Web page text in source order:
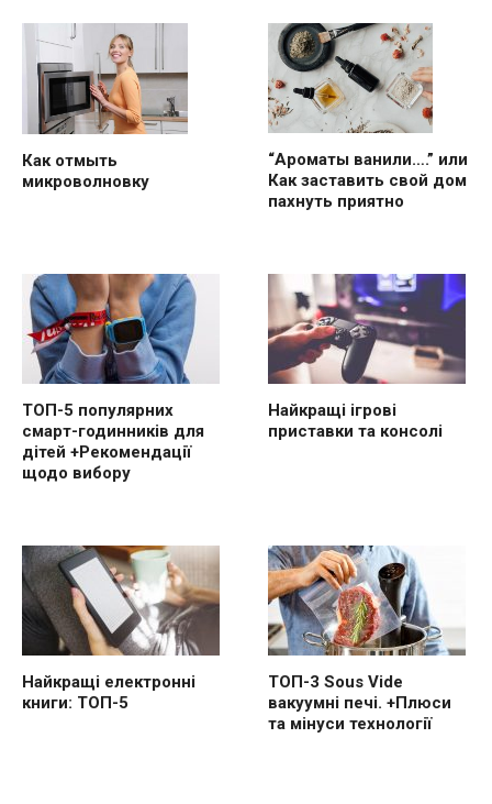
Как отмыть
микроволновку
“Ароматы ванили….” или
Как заставить свой дом
пахнуть приятно
ТОП-5 популярних
смарт-годинників для
дітей +Рекомендації
щодо вибору
Найкращі ігрові
приставки та консолі
Найкращі електронні
книги: ТОП-5
ТОП-3 Sous Vide
вакуумні печі. +Плюси
та мінуси технології